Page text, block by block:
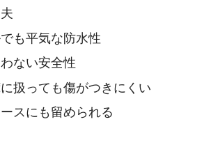
も平気な防水性
ない安全性
扱っても傷がつきにくい
スにも留められる